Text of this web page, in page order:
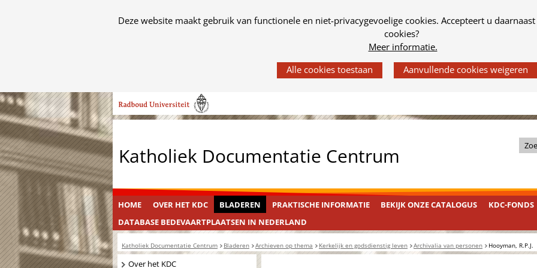
Cookies
Deze website maakt gebruik van functionele en niet-privacygevoelige cookies. Accepteert u
cookies?
Meer informatie.
gebruik
van
op
deze
worden
toegestaan
geweigerd.
Ga
naar
de
inhoud
Katholiek Documentatie Centrum
k
i
d
e
HOME OVER HET KDC BLADEREN PRAKTISCHE INFORMATIE BEKIJK ONZE CATALOGUS
KDC-FONDS
DATABASE BEDEVAARTPLAATSEN IN NEDERLAND
Katholiek Documentatie Centrum Bladeren Archieven op thema Kerkelijk en godsdienstig leven Archivalia van personen Hooyman, R.P.J.
Navigatie
Over het KDC